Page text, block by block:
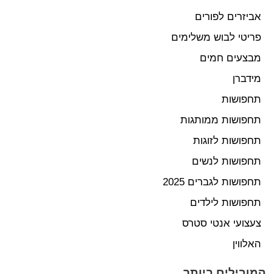
אביזרים לפורים
פריטי לבוש משלימים
מבצעים חמים
מידברן
תחפושות
תחפושות ממותגות
תחפושות לזוגות
תחפושות לנשים
תחפושות לגברים 2025
תחפושות לילדים
צעצועי אנטי סטרס
האלווין